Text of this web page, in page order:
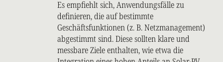
Es empfiehlt sich, Anwendungsfälle zu
definieren, die auf bestimmte
Geschäftsfunktionen (z. B. Netzmanagement)
abgestimmt sind. Diese sollten klare und
messbare Ziele enthalten, wie etwa die